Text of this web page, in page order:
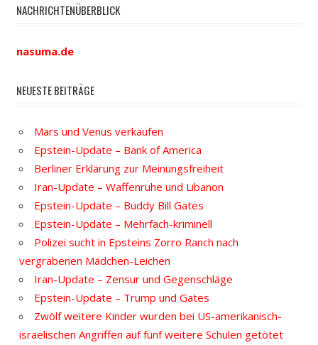
NACHRICHTENÜBERBLICK
nasuma.de
NEUESTE BEITRÄGE
Mars und Venus verkaufen
Epstein-Update – Bank of America
Berliner Erklärung zur Meinungsfreiheit
Iran-Update – Waffenruhe und Libanon
Epstein-Update – Buddy Bill Gates
Epstein-Update – Mehrfach-kriminell
Polizei sucht in Epsteins Zorro Ranch nach
vergrabenen Mädchen-Leichen
Iran-Update – Zensur und Gegenschläge
Epstein-Update – Trump und Gates
Zwölf weitere Kinder wurden bei US-amerikanisch-
israelischen Angriffen auf fünf weitere Schulen getötet